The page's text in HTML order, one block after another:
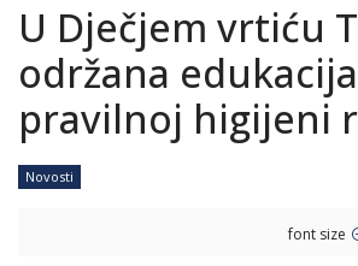
U Dječjem vrtiću
održana
pravilnoj higijeni
Novosti
font size